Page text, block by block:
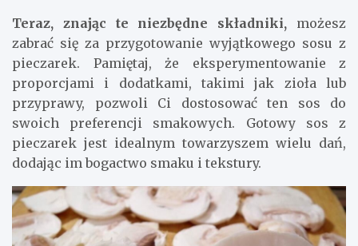
Teraz, znając te niezbędne składniki, możesz
zabrać się za przygotowanie wyjątkowego sosu z
pieczarek. Pamiętaj, że eksperymentowanie z
proporcjami i dodatkami, takimi jak zioła lub
przyprawy, pozwoli Ci dostosować ten sos do
swoich preferencji smakowych. Gotowy sos z
pieczarek jest idealnym towarzyszem wielu dań,
dodając im bogactwo smaku i tekstury.